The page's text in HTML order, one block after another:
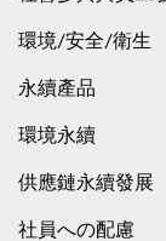
環境/安全/衛生
永續產品
環境永續
供應鏈永續發展
社員への配慮